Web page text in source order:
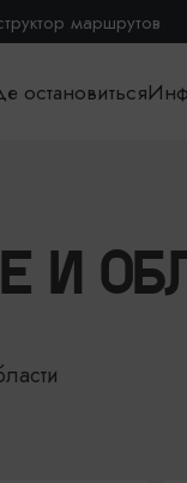
маршрутов
остановиться
И